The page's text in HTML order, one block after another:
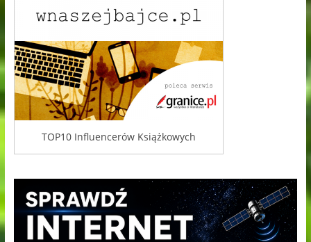
TOP10 Influencerów Książkowych